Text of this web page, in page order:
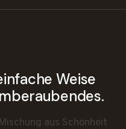
Weise
aus Schönheit